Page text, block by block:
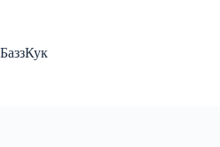
БаззКук